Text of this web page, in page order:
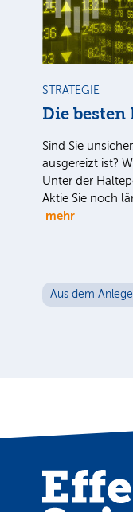
STRATEGIE
Die
Sind Sie
ausgereizt ist?
Unter der
Aktie Sie noch
mehr
Aus dem